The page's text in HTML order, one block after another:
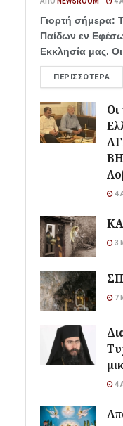
Γιορτή σήμερα:
Παίδων εν
Εκκλησία μας.
ΠΕΡΙΣΣΌΤΕΡΑ
4
3
7
4